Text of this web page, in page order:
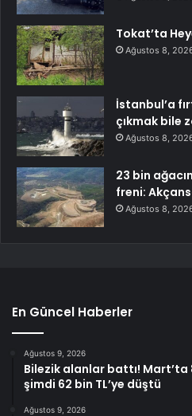
Tokat’ta
Ağustos 8,
İstanbul’a
çıkmak bile
Ağustos 8,
23 bin
freni:
Ağustos 8,
En Güncel Haberler
Ağustos 9, 2026
Bilezik alanlar battı! Mart’ta
şimdi 62 bin TL’ye düştü
Ağustos 9, 2026